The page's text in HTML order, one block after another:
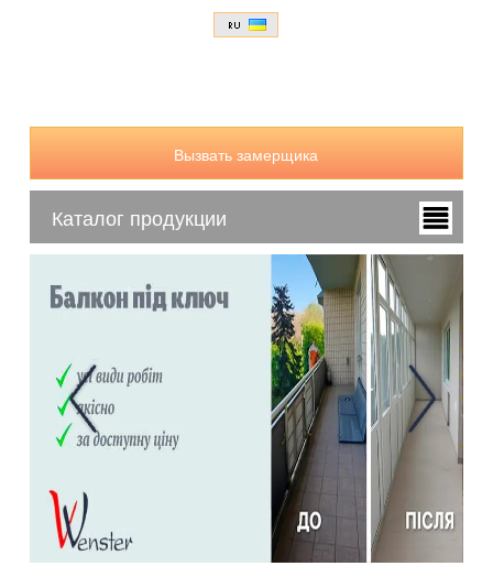
Вызвать замерщика
Каталог продукции